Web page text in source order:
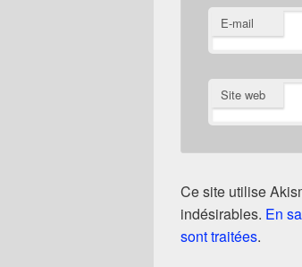
E-mail
Site web
Ce site utilise
indésirables. En
sont traitées.